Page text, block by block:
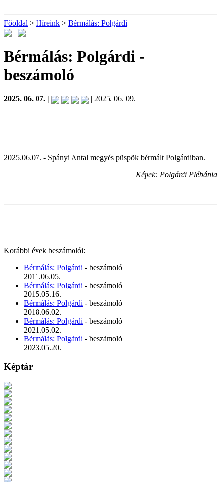
Főoldal > Híreink > Bérmálás: Polgárdi
Bérmálás: Polgárdi -
beszámoló
2025. 06. 07. | | 2025. 06. 09.
2025.06.07. - Spányi Antal megyés püspök bérmált Polgárdiban.
Képek: Polgárdi Plébánia
Korábbi évek beszámolói:
Bérmálás: Polgárdi - beszámoló
2011.06.05.
Bérmálás: Polgárdi - beszámoló
2015.05.16.
Bérmálás: Polgárdi - beszámoló
2018.06.02.
Bérmálás: Polgárdi - beszámoló
2021.05.02.
Bérmálás: Polgárdi - beszámoló
2023.05.20.
Képtár